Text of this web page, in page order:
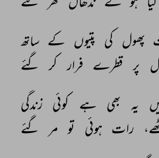
پھول کی پتیوں کے ساتھ
پر قطرے فرار کر گئے
یہ بھی ہے کوئی زندگی
رات ہوئی تو مر
گئے